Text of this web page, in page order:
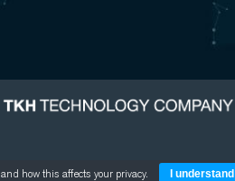
and how this affects your privacy. I understand